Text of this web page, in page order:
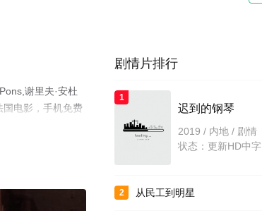
谢里夫·安杜
电影，手机免费
剧情片排行
1
迟到的钢琴
2019 / 内地 / 剧情
状态：更新HD中字
2 从民工到明星